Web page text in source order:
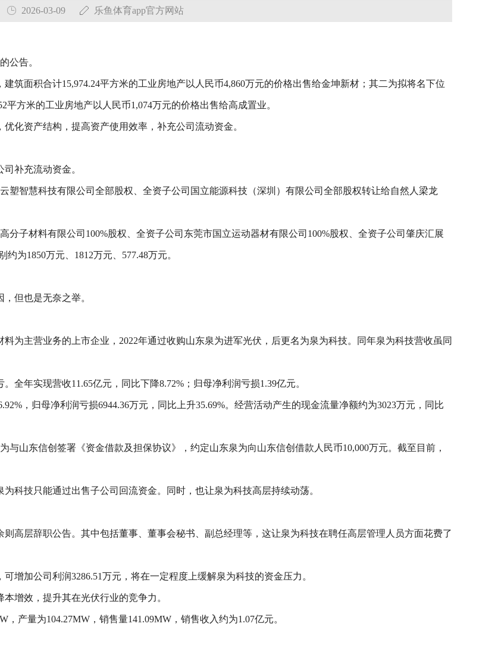
2026-03-09 乐鱼体育app官方网站
公告。
筑面积合计15,974.24平方米的工业房地产以人民币4,860万元的价格出售给金坤新材；其二为拟将名下位
方米的工业房地产以人民币1,074万元的价格出售给高成置业。
化资产结构，提高资产使用效率，补充公司流动资金。
补充流动资金。
塑智慧科技有限公司全部股权、全资子公司国立能源科技（深圳）有限公司全部股权转让给自然人梁龙
分子材料有限公司100%股权、全资子公司东莞市国立运动器材有限公司100%股权、全资子公司肇庆汇展
为1850万元、1812万元、577.48万元。
但也是无奈之举。
为主营业务的上市企业，2022年通过收购山东泉为进军光伏，后更名为泉为科技。同年泉为科技营收虽同
全年实现营收11.65亿元，同比下降8.72%；归母净利润亏损1.39亿元。
，归母净利润亏损6944.36万元，同比上升35.69%。经营活动产生的现金流量净额约为3023万元，同比
与山东信创签署《资金借款及担保协议》，约定山东泉为向山东信创借款人民币10,000万元。截至目前，
科技只能通过出售子公司回流资金。同时，也让泉为科技高层持续动荡。
高层辞职公告。其中包括董事、董事会秘书、副总经理等，这让泉为科技在聘任高层管理人员方面花费了
增加公司利润3286.51万元，将在一定程度上缓解泉为科技的资金压力。
增效，提升其在光伏行业的竞争力。
产量为104.27MW，销售量141.09MW，销售收入约为1.07亿元。